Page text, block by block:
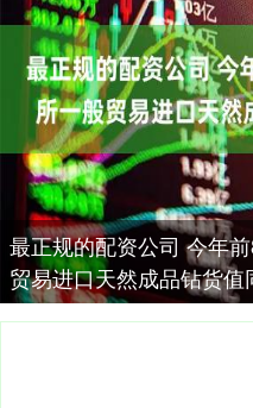
最正规的配资公司 今年
贸易进口天然成品钻货